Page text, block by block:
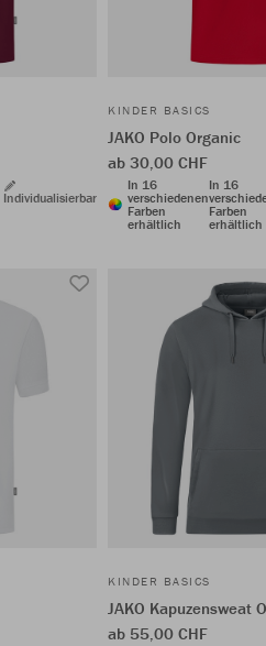
Individualisierbar
KINDER BASICS
JAKO Polo Organic
ab 30,00 CHF
In 16
verschiedenen
Farben
erhältlich
In 16
Farben
erhältlich
KINDER BASICS
JAKO Kapuzensweat
ab 55,00 CHF